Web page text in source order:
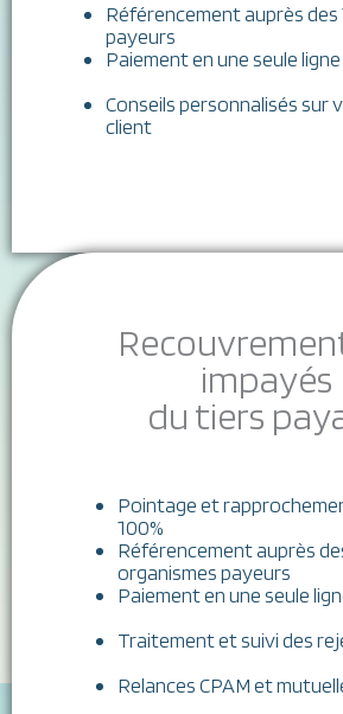
Référencement auprès
payeurs
Paiement en une
Conseils personnalisés sur
client
impayés
du tiers
Pointage et
100%
Référencement auprès
organismes payeurs
Paiement en une
Traitement et
Relances CPAM